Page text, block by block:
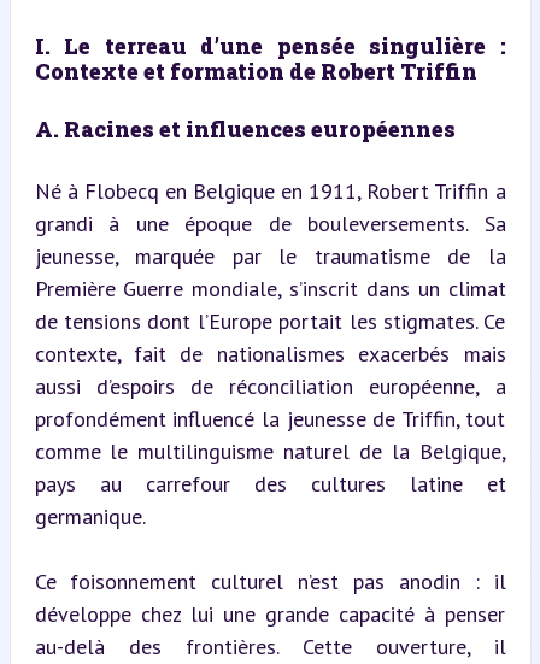
I. Le terreau d’une pensée singulière :
Contexte et formation de Robert Triffin
A. Racines et influences européennes
Né à Flobecq en Belgique en 1911, Robert Triffin a
grandi à une époque de bouleversements. Sa
jeunesse, marquée par le traumatisme de la
Première Guerre mondiale, s’inscrit dans un climat
de tensions dont l’Europe portait les stigmates. Ce
contexte, fait de nationalismes exacerbés mais
aussi d’espoirs de réconciliation européenne, a
profondément influencé la jeunesse de Triffin, tout
comme le multilinguisme naturel de la Belgique,
pays au carrefour des cultures latine et
germanique.
Ce foisonnement culturel n’est pas anodin : il
développe chez lui une grande capacité à penser
au-delà des frontières. Cette ouverture, il